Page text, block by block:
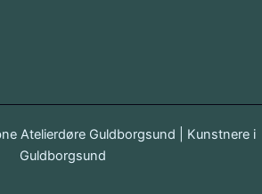
Atelierdøre Guldborgsund | Kunstnere i
Guldborgsund